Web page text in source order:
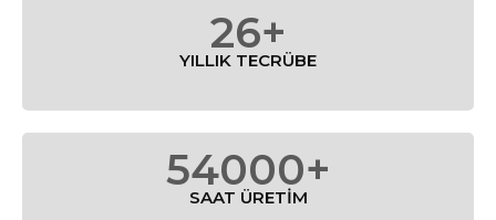
26+
YILLIK TECRÜBE
54000+
SAAT ÜRETİM